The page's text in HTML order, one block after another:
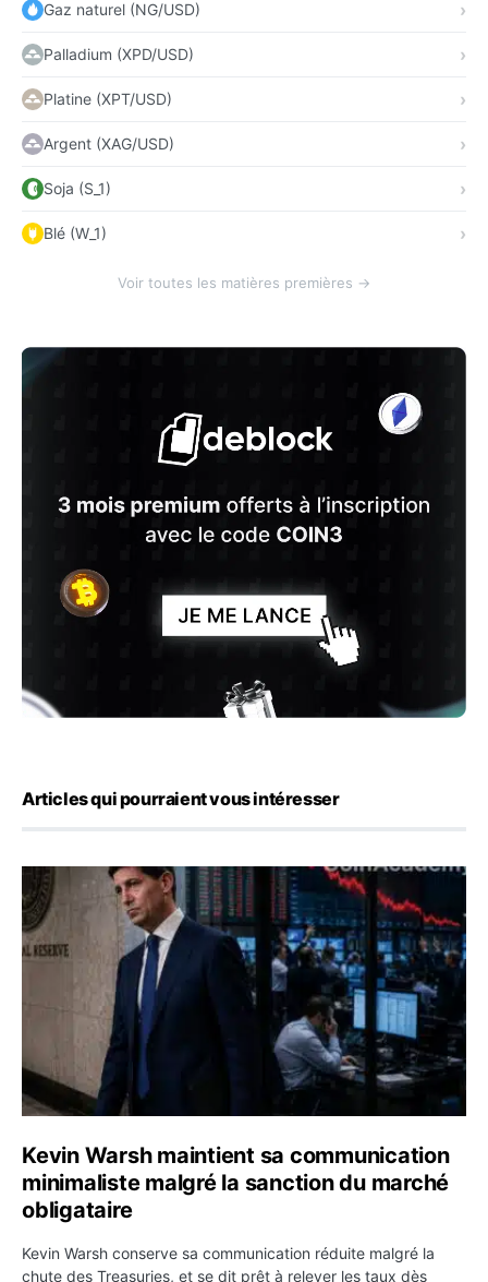
Gaz naturel (NG/USD)
Palladium (XPD/USD)
Platine (XPT/USD)
Argent (XAG/USD)
Soja (S_1)
Blé (W_1)
Voir toutes les matières premières →
Articles qui pourraient vous intéresser
Kevin Warsh maintient sa communication minimaliste
Kevin Warsh maintient sa communication
minimaliste malgré la sanction du marché
obligataire
Kevin Warsh conserve sa communication réduite malgré la
chute des Treasuries, et se dit prêt à relever les taux dès